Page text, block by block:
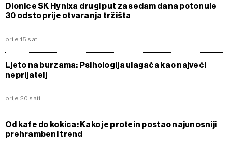
Dionice SK Hynixa drugi put za sedam dana potonule
30 odsto prije otvaranja tržišta
prije 15 sati
Ljeto na burzama: Psihologija ulagača kao najveći
neprijatelj
prije 20 sati
Od kafe do kokica: Kako je protein postao najunosniji
prehrambeni trend